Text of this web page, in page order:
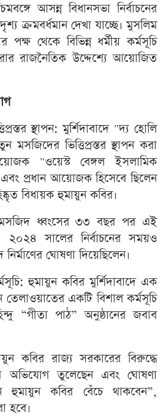
আসন্ন বিধানসভা নির্বাচনের
ক্রমবর্ধমান দেখা যাচ্ছে। মুসলিম
থেকে বিভিন্ন ধর্মীয় কর্মসূচি
রাজনৈতিক উদ্দেশ্যে আয়োজিত
স্থাপন: মুর্শিদাবাদে "দ্য হোলি
মসজিদের ভিত্তিপ্রস্তর স্থাপন করা
"ওয়েস্ট বেঙ্গল ইসলামিক
প্রধান আয়োজক হিসেবে ছিলেন
বিধায়ক হুমায়ুন কবির।
মসজিদ ধ্বংসের ৩৩ বছর পর এই
২০২৪ সালের নির্বাচনের সময়ও
ঘোষণা দিয়েছিলেন।
হুমায়ুন কবির মুর্শিদাবাদে এক
একটি বিশাল কর্মসূচি
“গীতা পাঠ” অনুষ্ঠানের জবাব
কবির রাজ্য সরকারের বিরুদ্ধে
অভিযোগ তুলেছেন এবং ঘোষণা
হুমায়ুন কবির বেঁচে থাকবেন”,
হবে।